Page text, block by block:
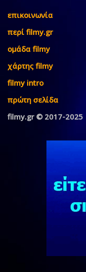
επικοινωνία
περί filmy.gr
ομάδα filmy
χάρτης filmy
filmy intro
πρώτη σελίδα
filmy.gr © 2017-